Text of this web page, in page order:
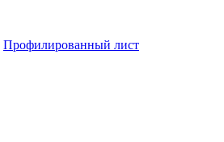
Профилированный лист